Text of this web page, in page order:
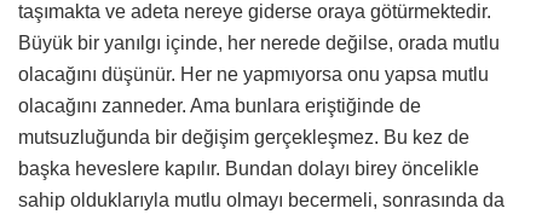
taşımakta ve adeta nereye giderse oraya götürmektedir.
Büyük bir yanılgı içinde, her nerede değilse, orada mutlu
olacağını düşünür. Her ne yapmıyorsa onu yapsa mutlu
olacağını zanneder. Ama bunlara eriştiğinde de
mutsuzluğunda bir değişim gerçekleşmez. Bu kez de
başka heveslere kapılır. Bundan dolayı birey öncelikle
sahip olduklarıyla mutlu olmayı becermeli, sonrasında da